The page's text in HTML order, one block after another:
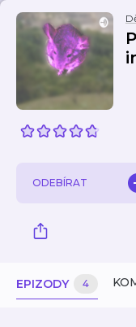
ODEBÍRAT
EPIZODY 4